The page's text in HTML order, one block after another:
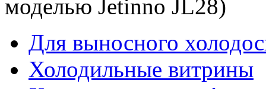
моделью Jetinno JL28)
Для выносного
Холодильные витрины